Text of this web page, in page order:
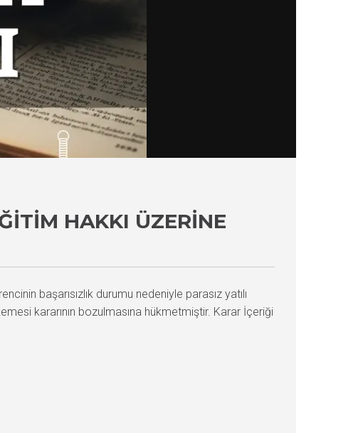
HAKKI ÜZERINE
başarısızlık durumu nedeniyle parasız yatılı
kararının bozulmasına hükmetmiştir. Karar İçeriği